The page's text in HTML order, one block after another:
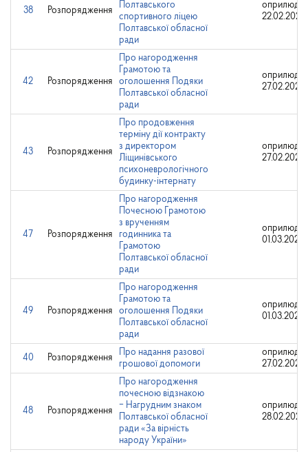
38 Розпорядження
Полтавського
спортивного ліцею
Полтавської обласної
ради
22.02.2023
42 Розпорядження
Про нагородження
Грамотою та
оголошення Подяки
Полтавської обласної
ради
27.02.2023
43 Розпорядження
Про продовження
терміну дії контракту
з директором
Ліщинівського
психоневрологічного
будинку-інтернату
27.02.2023
47 Розпорядження
Про нагородження
Почесною Грамотою
з врученням
годинника та
Грамотою
Полтавської обласної
ради
01.03.2023
49 Розпорядження
Про нагородження
Грамотою та
оголошення Подяки
Полтавської обласної
ради
01.03.2023
40 Розпорядження
Про надання разової
грошової допомоги
27.02.2023
48 Розпорядження
Про нагородження
почесною відзнакою
‒ Нагрудним знаком
Полтавської обласної
ради «За вірність
народу України»
28.02.2023